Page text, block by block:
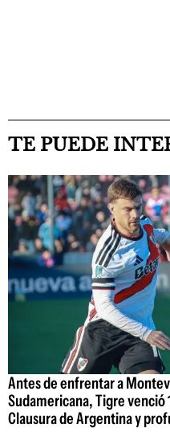
TE PUEDE
Antes de enfrentar a
Sudamericana, Tigre venció
Clausura de Argentina y